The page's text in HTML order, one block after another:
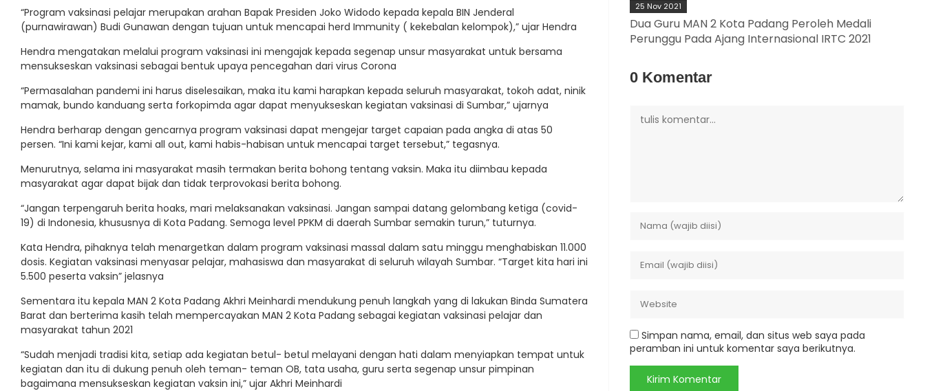
“Program vaksinasi pelajar merupakan arahan Bapak Presiden Joko Widodo kepada kepala BIN Jenderal
(purnawirawan) Budi Gunawan dengan tujuan untuk mencapai herd Immunity ( kekebalan kelompok),” ujar Hendra
Hendra mengatakan melalui program vaksinasi ini mengajak kepada segenap unsur masyarakat untuk bersama
mensukseskan vaksinasi sebagai bentuk upaya pencegahan dari virus Corona
“Permasalahan pandemi ini harus diselesaikan, maka itu kami harapkan kepada seluruh masyarakat, tokoh adat, ninik
mamak, bundo kanduang serta forkopimda agar dapat menyukseskan kegiatan vaksinasi di Sumbar,” ujarnya
Hendra berharap dengan gencarnya program vaksinasi dapat mengejar target capaian pada angka di atas 50
persen. “Ini kami kejar, kami all out, kami habis-habisan untuk mencapai target tersebut,” tegasnya.
Menurutnya, selama ini masyarakat masih termakan berita bohong tentang vaksin. Maka itu diimbau kepada
masyarakat agar dapat bijak dan tidak terprovokasi berita bohong.
“Jangan terpengaruh berita hoaks, mari melaksanakan vaksinasi. Jangan sampai datang gelombang ketiga (covid-
19) di Indonesia, khususnya di Kota Padang. Semoga level PPKM di daerah Sumbar semakin turun,” tuturnya.
Kata Hendra, pihaknya telah menargetkan dalam program vaksinasi massal dalam satu minggu menghabiskan 11.000
dosis. Kegiatan vaksinasi menyasar pelajar, mahasiswa dan masyarakat di seluruh wilayah Sumbar. “Target kita hari ini
5.500 peserta vaksin” jelasnya
Sementara itu kepala MAN 2 Kota Padang Akhri Meinhardi mendukung penuh langkah yang di lakukan Binda Sumatera
Barat dan berterima kasih telah mempercayakan MAN 2 Kota Padang sebagai kegiatan vaksinasi pelajar dan
masyarakat tahun 2021
“Sudah menjadi tradisi kita, setiap ada kegiatan betul- betul melayani dengan hati dalam menyiapkan tempat untuk
kegiatan dan itu di dukung penuh oleh teman- teman OB, tata usaha, guru serta segenap unsur pimpinan
bagaimana mensukseskan kegiatan vaksin ini,” ujar Akhri Meinhardi
25 Nov 2021
Dua Guru MAN 2 Kota Padang Peroleh Medali
Perunggu Pada Ajang Internasional IRTC 2021
0 Komentar
Simpan nama, email, dan situs web saya pada
peramban ini untuk komentar saya berikutnya.